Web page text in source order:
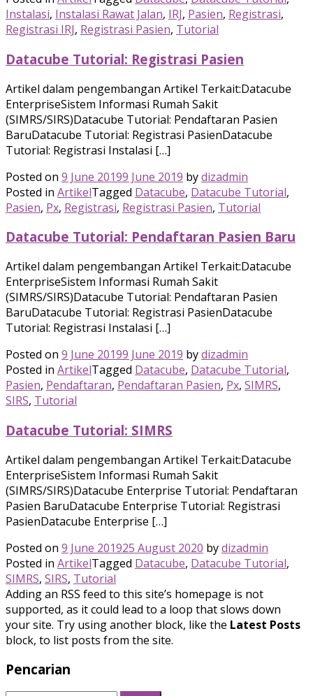
Instalasi, Instalasi Rawat Jalan, IRJ, Pasien, Registrasi,
Registrasi IRJ, Registrasi Pasien, Tutorial
Datacube Tutorial: Registrasi Pasien
Artikel dalam pengembangan Artikel Terkait:Datacube
EnterpriseSistem Informasi Rumah Sakit
(SIMRS/SIRS)Datacube Tutorial: Pendaftaran Pasien
BaruDatacube Tutorial: Registrasi PasienDatacube
Tutorial: Registrasi Instalasi […]
Posted on 9 June 20199 June 2019 bydizadmin
Posted in ArtikelTagged Datacube, Datacube Tutorial,
Pasien, Px, Registrasi, Registrasi Pasien, Tutorial
Datacube Tutorial: Pendaftaran Pasien Baru
Artikel dalam pengembangan Artikel Terkait:Datacube
EnterpriseSistem Informasi Rumah Sakit
(SIMRS/SIRS)Datacube Tutorial: Pendaftaran Pasien
BaruDatacube Tutorial: Registrasi PasienDatacube
Tutorial: Registrasi Instalasi […]
Posted on 9 June 20199 June 2019 bydizadmin
Posted in ArtikelTagged Datacube, Datacube Tutorial,
Pasien, Pendaftaran, Pendaftaran Pasien, Px, SIMRS,
SIRS, Tutorial
Datacube Tutorial: SIMRS
Artikel dalam pengembangan Artikel Terkait:Datacube
EnterpriseSistem Informasi Rumah Sakit
(SIMRS/SIRS)Datacube Enterprise Tutorial: Pendaftaran
Pasien BaruDatacube Enterprise Tutorial: Registrasi
PasienDatacube Enterprise […]
Posted on 9 June 201925 August 2020 bydizadmin
Posted in ArtikelTagged Datacube, Datacube Tutorial,
SIMRS, SIRS, Tutorial
Adding an RSS feed to this site’s homepage is not
supported, as it could lead to a loop that slows down
your site. Try using another block, like the Latest Posts
block, to list posts from the site.
Pencarian